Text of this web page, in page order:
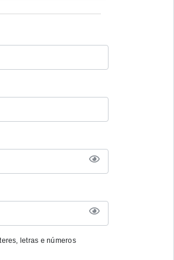
letras e números